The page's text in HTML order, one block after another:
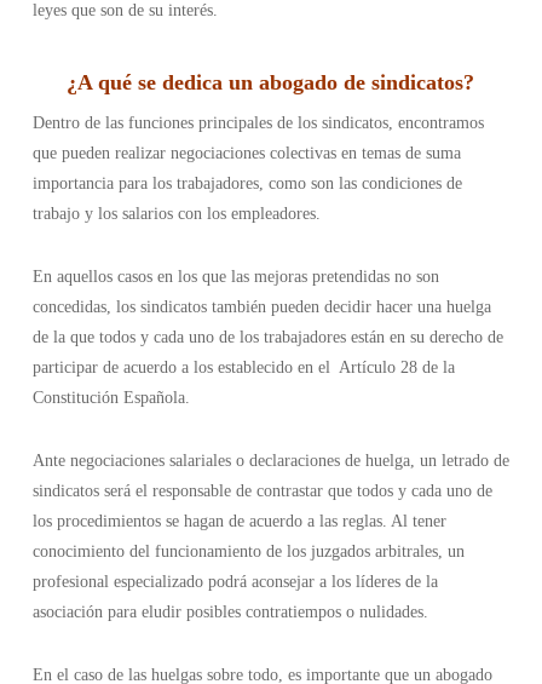
leyes que son de su interés.
¿A qué se dedica un abogado de sindicatos?
Dentro de las funciones principales de los sindicatos, encontramos
que pueden realizar negociaciones colectivas en temas de suma
importancia para los trabajadores, como son las condiciones de
trabajo y los salarios con los empleadores.
En aquellos casos en los que las mejoras pretendidas no son
concedidas, los sindicatos también pueden decidir hacer una huelga
de la que todos y cada uno de los trabajadores están en su derecho de
participar de acuerdo a los establecido en el Artículo 28 de la
Constitución Española.
Ante negociaciones salariales o declaraciones de huelga, un letrado de
sindicatos será el responsable de contrastar que todos y cada uno de
los procedimientos se hagan de acuerdo a las reglas. Al tener
conocimiento del funcionamiento de los juzgados arbitrales, un
profesional especializado podrá aconsejar a los líderes de la
asociación para eludir posibles contratiempos o nulidades.
En el caso de las huelgas sobre todo, es importante que un abogado